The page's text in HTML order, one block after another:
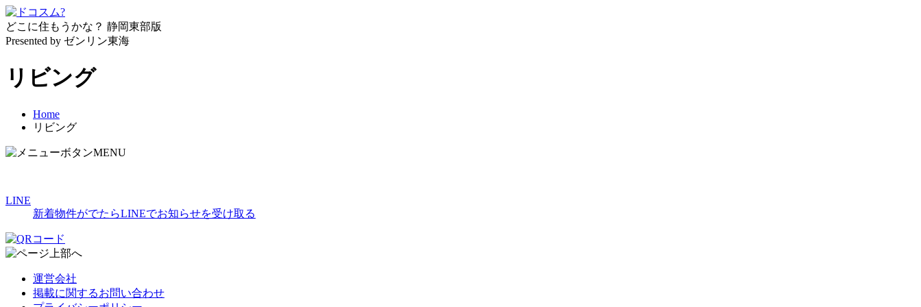
どこに住もうかな？ 静岡東部版
Presented by ゼンリン東海
リビング
Home
リビング
MENU
LINE
新着物件がでたらLINEでお知らせを受け取る
運営会社
掲載に関するお問い合わせ